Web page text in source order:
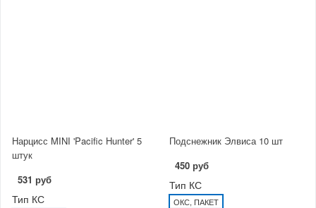
Нарцисс MINI 'Pacific Hunter' 5
штук
531 руб
Тип КС
Подснежник Элвиса 10 шт
450 руб
Тип КС
ОКС, ПАКЕТ